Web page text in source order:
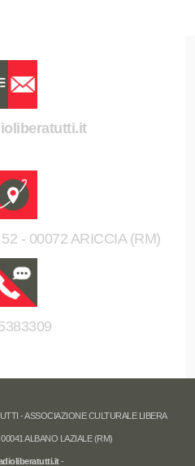
- 00072 ARICCIA (RM)
- ASSOCIAZIONE CULTURALE LIBERA
ALBANO LAZIALE (RM)
-